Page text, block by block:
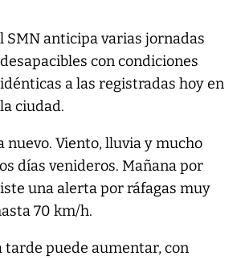
l SMN anticipa varias jornadas
desapacibles con condiciones
idénticas a las registradas hoy en
la ciudad.
nuevo. Viento, lluvia y mucho
días venideros. Mañana por
una alerta por ráfagas muy
70 km/h.
tarde puede aumentar, con